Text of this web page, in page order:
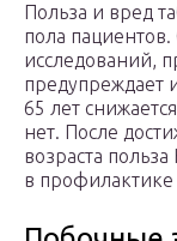
Польза и вред
пола
исследований,
предупреждает
65 лет
нет. После
возраста
в